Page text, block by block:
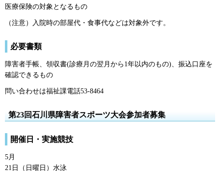
医療保険の対象となるもの
（注意）入院時の部屋代・食事代などは対象外です。
必要書類
障害者手帳、領収書(診療月の翌月から1年以内のもの)、振込口座を
確認できるもの
問い合わせは福祉課電話53-8464
第23回石川県障害者スポーツ大会参加者募集
開催日・実施競技
5月
21日（日曜日）水泳